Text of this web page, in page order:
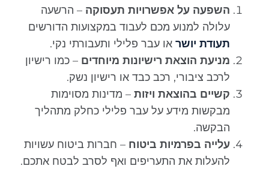
השפעה על אפשרויות תעסוקה– הרשעה
עלולה למנוע מכם לעבוד במקצועות הדורשים
תעודת יושראו עבר פלילי ותעבורתי נקי.
מניעת הוצאת רישיונות מיוחדים– כמו רישיון
לרכב ציבורי, רכב כבד או רישיון נשק.
קשיים בהוצאת ויזות– מדינות מסוימות
מבקשות מידע על עבר פלילי כחלק מתהליך
הבקשה.
עלייה בפרמיות ביטוח– חברות ביטוח עשויות
להעלות את התעריפים ואף לסרב לבטח אתכם.